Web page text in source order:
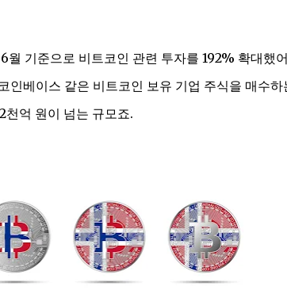
기준으로 비트코인 관련 투자를 192% 확대했
인베이스 같은 비트코인 보유 기업 주식을 매수
천억 원이 넘는 규모죠.